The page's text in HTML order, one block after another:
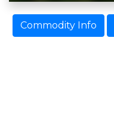
Commodity Info